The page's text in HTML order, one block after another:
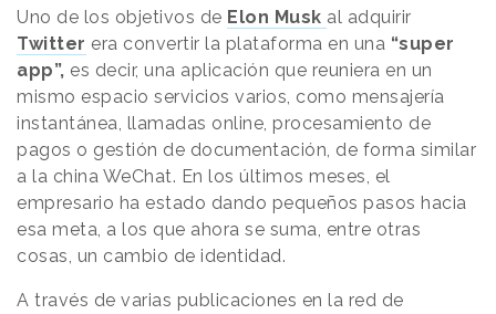
Uno de los objetivos de Elon Musk al adquirir
Twitter era convertir la plataforma en una “super
app”, es decir, una aplicación que reuniera en un
mismo espacio servicios varios, como mensajería
instantánea, llamadas online, procesamiento de
pagos o gestión de documentación, de forma similar
a la china WeChat. En los últimos meses, el
empresario ha estado dando pequeños pasos hacia
esa meta, a los que ahora se suma, entre otras
cosas, un cambio de identidad.
A través de varias publicaciones en la red de